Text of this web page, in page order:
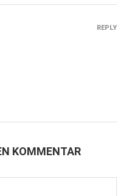
REPLY
KOMMENTAR